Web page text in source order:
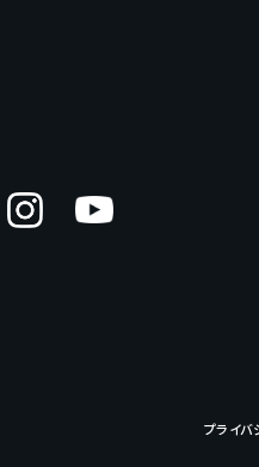
プライバ